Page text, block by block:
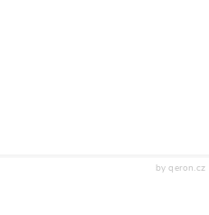
by qeron.cz